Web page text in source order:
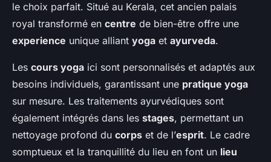
le choix parfait. Situé au Kerala, cet ancien palais
royal transformé en centre de bien-être offre une
experience unique alliant yoga et ayurveda.
Les cours yoga ici sont personnalisés et adaptés aux
besoins individuels, garantissant une pratique yoga
sur mesure. Les traitements ayurvédiques sont
également intégrés dans les stages, permettant un
nettoyage profond du corps et de l’esprit. Le cadre
somptueux et la tranquillité du lieu en font un lieu